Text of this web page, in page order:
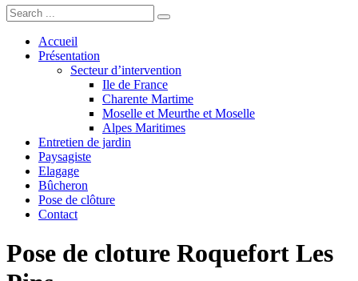
Accueil
Présentation
Secteur d’intervention
Ile de France
Charente Martime
Moselle et Meurthe et Moselle
Alpes Maritimes
Entretien de jardin
Paysagiste
Elagage
Bûcheron
Pose de clôture
Contact
Pose de cloture Roquefort Les